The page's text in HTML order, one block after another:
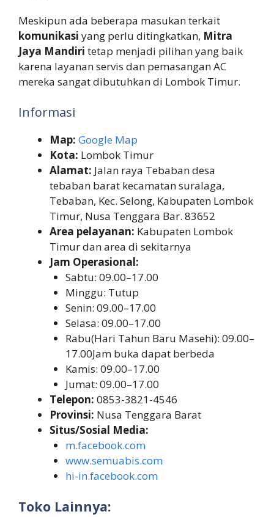
Meskipun ada beberapa masukan terkait
komunikasi yang perlu ditingkatkan, Mitra
Jaya Mandiri tetap menjadi pilihan yang baik
karena layanan servis dan pemasangan AC
mereka sangat dibutuhkan di Lombok Timur.
Informasi
Map: Google Map
Kota: Lombok Timur
Alamat: Jalan raya Tebaban desa
tebaban barat kecamatan suralaga,
Tebaban, Kec. Selong, Kabupaten Lombok
Timur, Nusa Tenggara Bar. 83652
Area pelayanan: Kabupaten Lombok
Timur dan area di sekitarnya
Jam Operasional:
Sabtu: 09.00–17.00
Minggu: Tutup
Senin: 09.00–17.00
Selasa: 09.00–17.00
Rabu(Hari Tahun Baru Masehi): 09.00–
17.00Jam buka dapat berbeda
Kamis: 09.00–17.00
Jumat: 09.00–17.00
Telepon: 0853-3821-4546
Provinsi: Nusa Tenggara Barat
Situs/Sosial Media:
m.facebook.com
www.semuabis.com
hi-in.facebook.com
Toko Lainnya: